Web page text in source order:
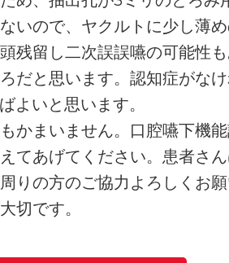
いので、ヤクルトに少し薄
残留し二次誤誤嚥の可能性
だと思います。認知症がな
よいと思います。
かまいません。口腔嚥下機
てあげてください。患者さ
りの方のご協力よろしくお
切です。